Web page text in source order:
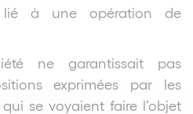
lié à une opération de
ne garantissait pas
exprimées par les
se voyaient faire l’objet